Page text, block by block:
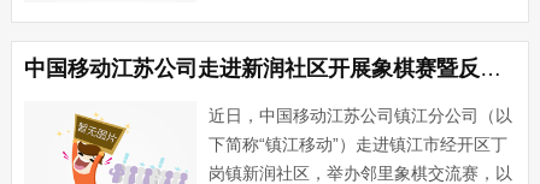
无线业务受到影响。中国移动江苏公司镇
江分公司（以下简称“镇江移动”）迅速启
动应急响应，组织抢···...
中国移动江苏公司走进新润社区开展象棋赛暨反诈便民服务
近日，中国移动江苏公司镇江分公司（以
下简称“镇江移动”）走进镇江市经开区丁
岗镇新润社区，举办邻里象棋交流赛，以